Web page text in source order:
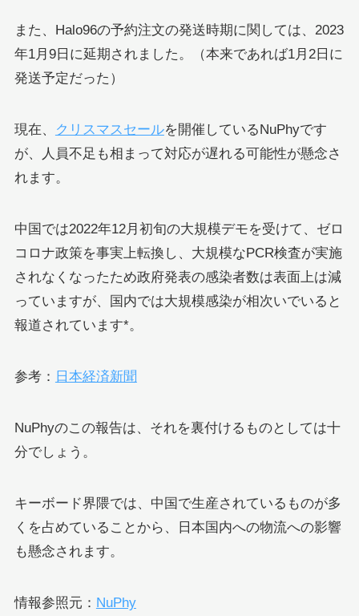
また、Halo96の予約注文の発送時期に関しては、2023
年1月9日に延期されました。（本来であれば1月2日に
発送予定だった）
現在、 クリスマスセールを開催しているNuPhyです
が、人員不足も相まって対応が遅れる可能性が懸念さ
れます。
中国では2022年12月初旬の大規模デモを受けて、ゼロ
コロナ政策を事実上転換し、大規模なPCR検査が実施
されなくなったため政府発表の感染者数は表面上は減
っていますが、国内では大規模感染が相次いでいると
報道されています*。
参考： 日本経済新聞
NuPhyのこの報告は、それを裏付けるものとしては十
分でしょう。
キーボード界隈では、中国で生産されているものが多
くを占めていることから、日本国内への物流への影響
も懸念されます。
情報参照元： NuPhy